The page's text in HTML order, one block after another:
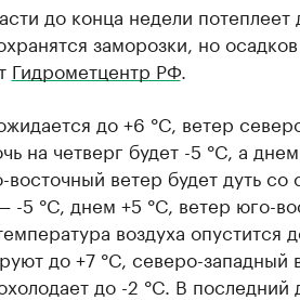
до конца недели потеплеет
заморозки, но
Гидрометцентр РФ.
до +6 °C, ветер
на четверг будет -5 °C, а
восточный ветер будет дуть
-5 °C, днем +5 °C, ветер юго-
воздуха опустится
до +7 °C, северо-западный
до -2 °C. В последний